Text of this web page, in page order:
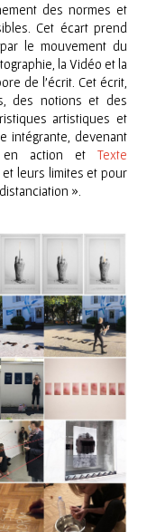
des normes et
Cet écart prend
le mouvement du
la Vidéo et la
de l’écrit. Cet écrit,
des notions et des
artistiques et
intégrante, devenant
en action etTexte
leurs limites et pour
».